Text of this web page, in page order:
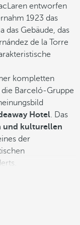
entworfen
1923 das
das Gebäude, das
de la Torre
kompletten
Barceló-Gruppe
Hotel . Das
und kulturellen
der